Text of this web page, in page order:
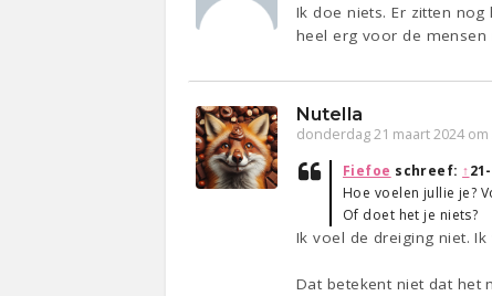
Ik doe niets. Er zitten
heel erg voor de mensen
Nutella
donderdag 21 maart 2024 om
Fiefoe schreef: ↑
Hoe voelen jullie je?
Of doet het je niets?
Ik voel de dreiging niet.
Dat betekent niet dat het